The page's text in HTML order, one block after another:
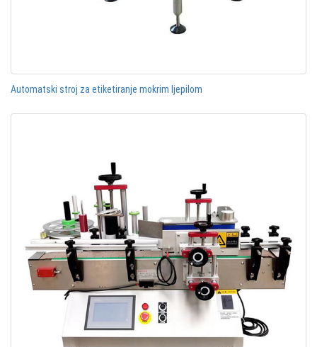
Automatski stroj za etiketiranje mokrim ljepilom